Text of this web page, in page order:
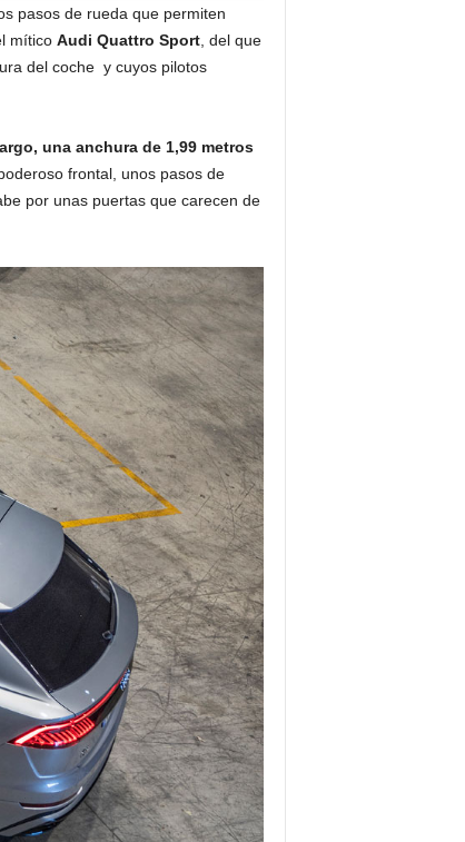
pasos de rueda que permiten
mítico Audi Quattro Sport, del que
del coche y cuyos pilotos
una anchura de 1,99 metros
frontal, unos pasos de
por unas puertas que carecen de